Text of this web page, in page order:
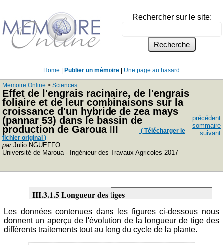
Rechercher sur le site:
Home Publier un mémoire Une page au hasard
Memoire Online > Sciences
Effet de l'engrais racinaire, de l'engrais
foliaire et de leur combinaisons sur la
croissance d'un hybride de zea mays
(pannar 53) dans le bassin de
production de Garoua III
( Télécharger le
fichier original )
parJulio NGUEFFO
Université de Maroua - Ingénieur des Travaux Agricoles 2017
précédent
sommaire
suivant
III.3.1.5 Longueur des tiges
Les données contenues dans les figures ci-dessous nous
donnent un aperçu de l'évolution de la longueur de tige des
différents traitements tout au long du cycle de la plante.